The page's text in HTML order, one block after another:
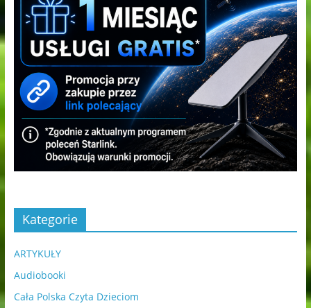
Kategorie
ARTYKUŁY
Audiobooki
Cała Polska Czyta Dzieciom